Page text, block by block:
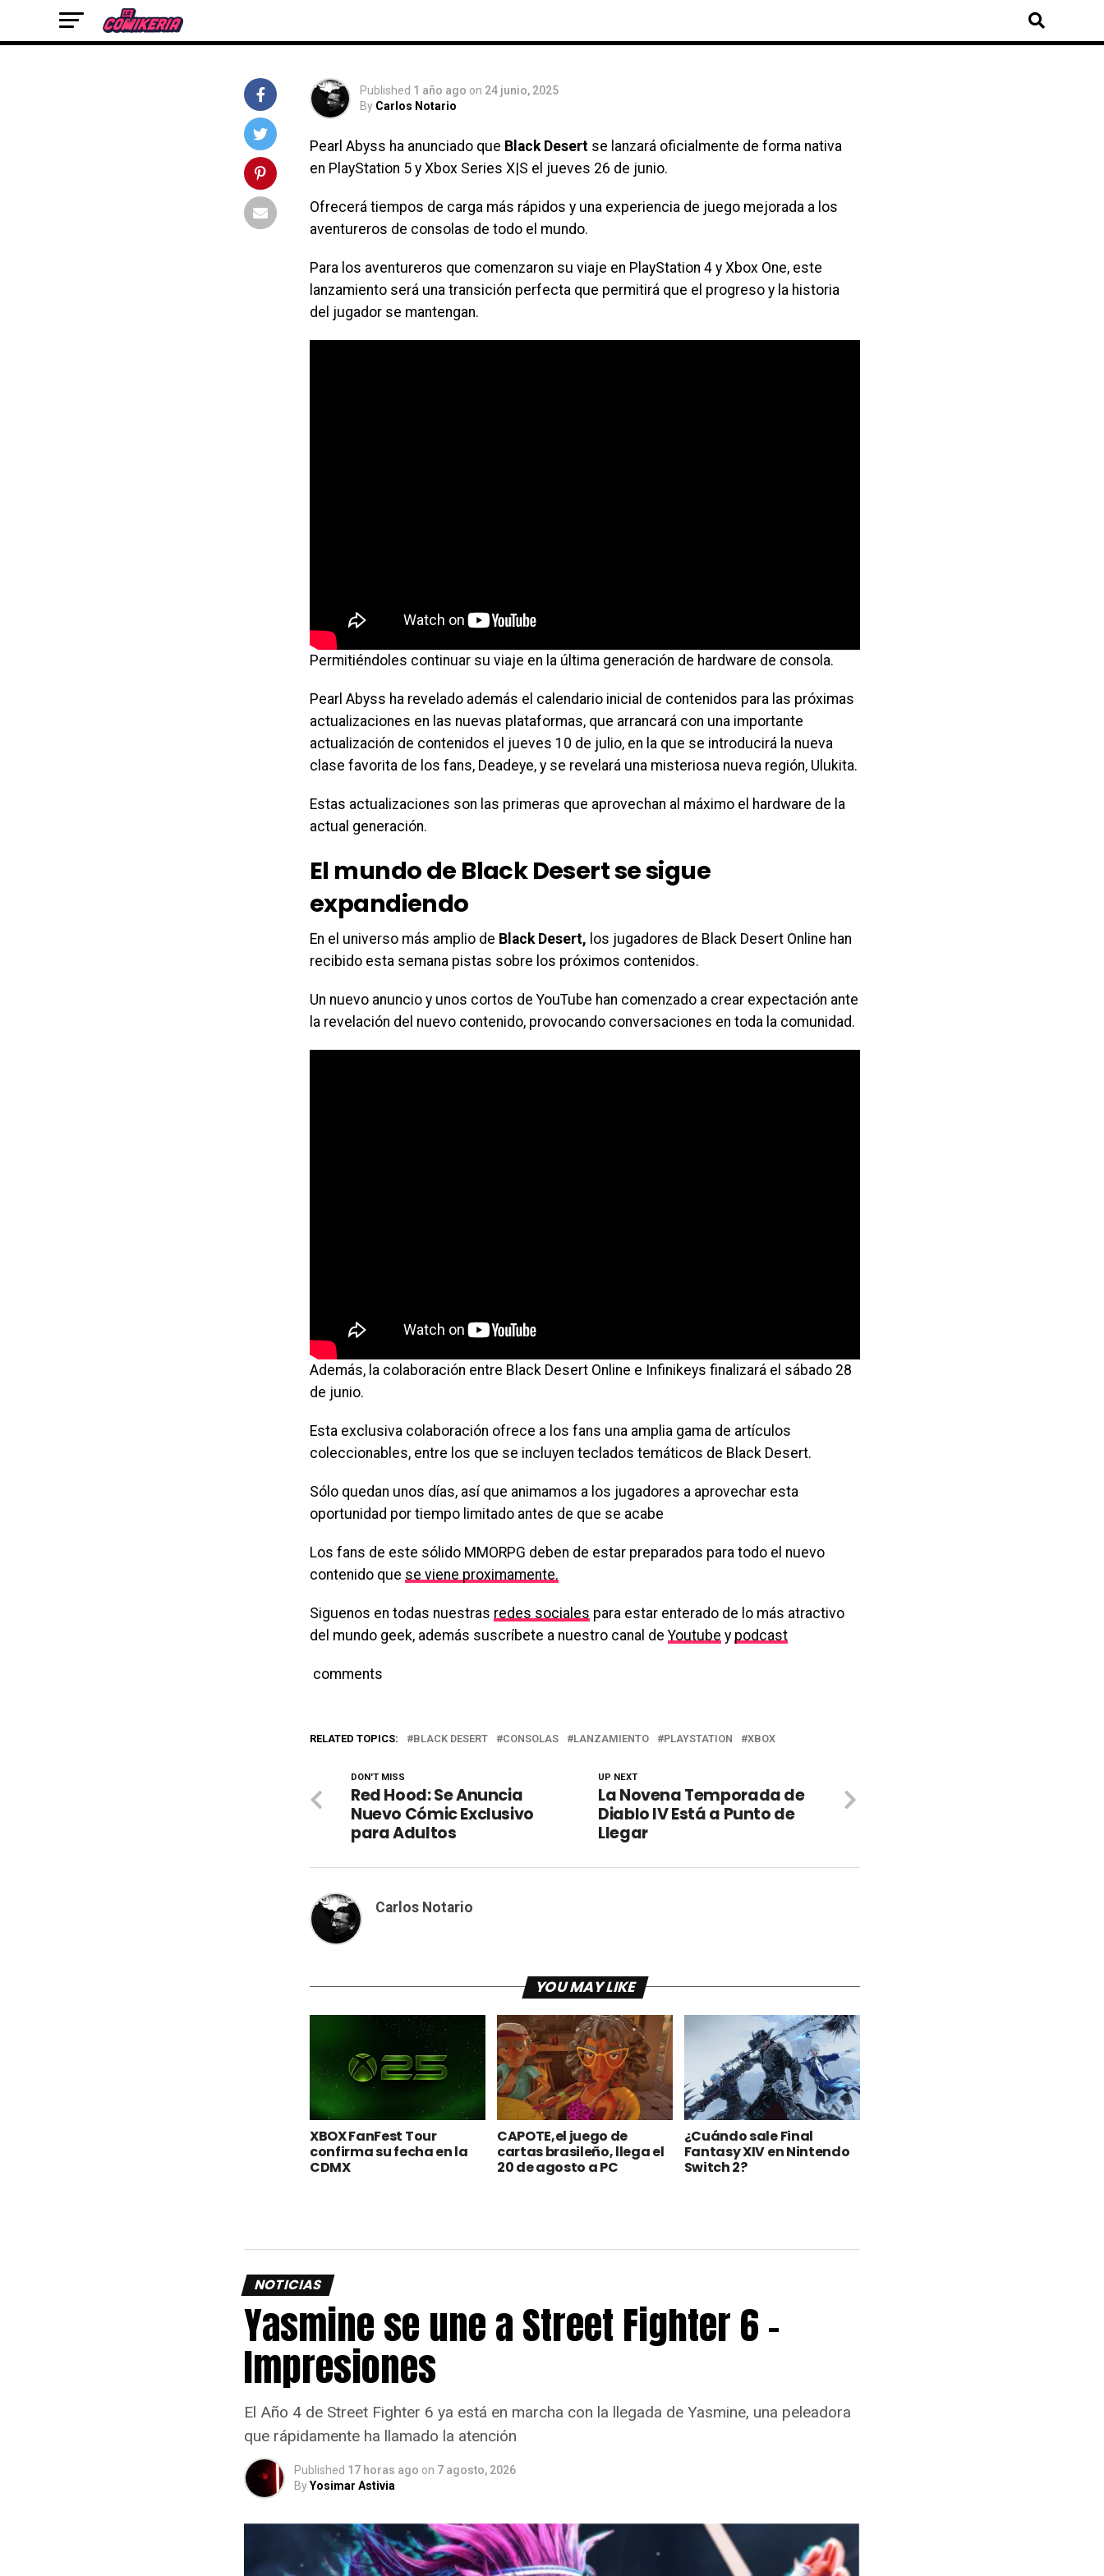
oficialmente de forma nativa en PlayStation 5 y Xbox
Series X|S el jueves 26 de junio.
Published 1 año ago on 24 junio, 2025
By Carlos Notario
Pearl Abyss ha anunciado que Black Desert se lanzará oficialmente de forma nativa
en PlayStation 5 y Xbox Series X|S el jueves 26 de junio.
Ofrecerá tiempos de carga más rápidos y una experiencia de juego mejorada a los
aventureros de consolas de todo el mundo.
Para los aventureros que comenzaron su viaje en PlayStation 4 y Xbox One, este
lanzamiento será una transición perfecta que permitirá que el progreso y la historia
del jugador se mantengan.
Permitiéndoles continuar su viaje en la última generación de hardware de consola.
Pearl Abyss ha revelado además el calendario inicial de contenidos para las próximas
actualizaciones en las nuevas plataformas, que arrancará con una importante
actualización de contenidos el jueves 10 de julio, en la que se introducirá la nueva
clase favorita de los fans, Deadeye, y se revelará una misteriosa nueva región, Ulukita.
Estas actualizaciones son las primeras que aprovechan al máximo el hardware de la
actual generación.
El mundo de Black Desert se sigue
expandiendo
En el universo más amplio de Black Desert, los jugadores de Black Desert Online han
recibido esta semana pistas sobre los próximos contenidos.
Un nuevo anuncio y unos cortos de YouTube han comenzado a crear expectación ante
la revelación del nuevo contenido, provocando conversaciones en toda la comunidad.
Además, la colaboración entre Black Desert Online e Infinikeys finalizará el sábado 28
de junio.
Esta exclusiva colaboración ofrece a los fans una amplia gama de artículos
coleccionables, entre los que se incluyen teclados temáticos de Black Desert.
Sólo quedan unos días, así que animamos a los jugadores a aprovechar esta
oportunidad por tiempo limitado antes de que se acabe
Los fans de este sólido MMORPG deben de estar preparados para todo el nuevo
contenido que se viene proximamente.
Siguenos en todas nuestras redes sociales para estar enterado de lo más atractivo
del mundo geek, además suscríbete a nuestro canal deYoutube y podcast
comments
RELATED TOPICS: BLACK DESERT CONSOLAS LANZAMIENTO PLAYSTATION XBOX
UP NEXT
La Novena Temporada de
Diablo IV Está a Punto de
Llegar
DON'T MISS
Red Hood: Se Anuncia
Nuevo Cómic Exclusivo
para Adultos
Carlos Notario
YOU MAY LIKE
XBOX FanFest Tour
confirma su fecha en la
CDMX
CAPOTE,el juego de
cartas brasileño, llega el
20 de agosto a PC
¿Cuándo sale Final
Fantasy XIV en Nintendo
Switch 2?
NOTICIAS
Yasmine se une a Street Fighter 6 –
Impresiones
El Año 4 de Street Fighter 6 ya está en marcha con la llegada de Yasmine, una peleadora
que rápidamente ha llamado la atención
Published 17 horas ago on 7 agosto, 2026
ByYosimar Astivia